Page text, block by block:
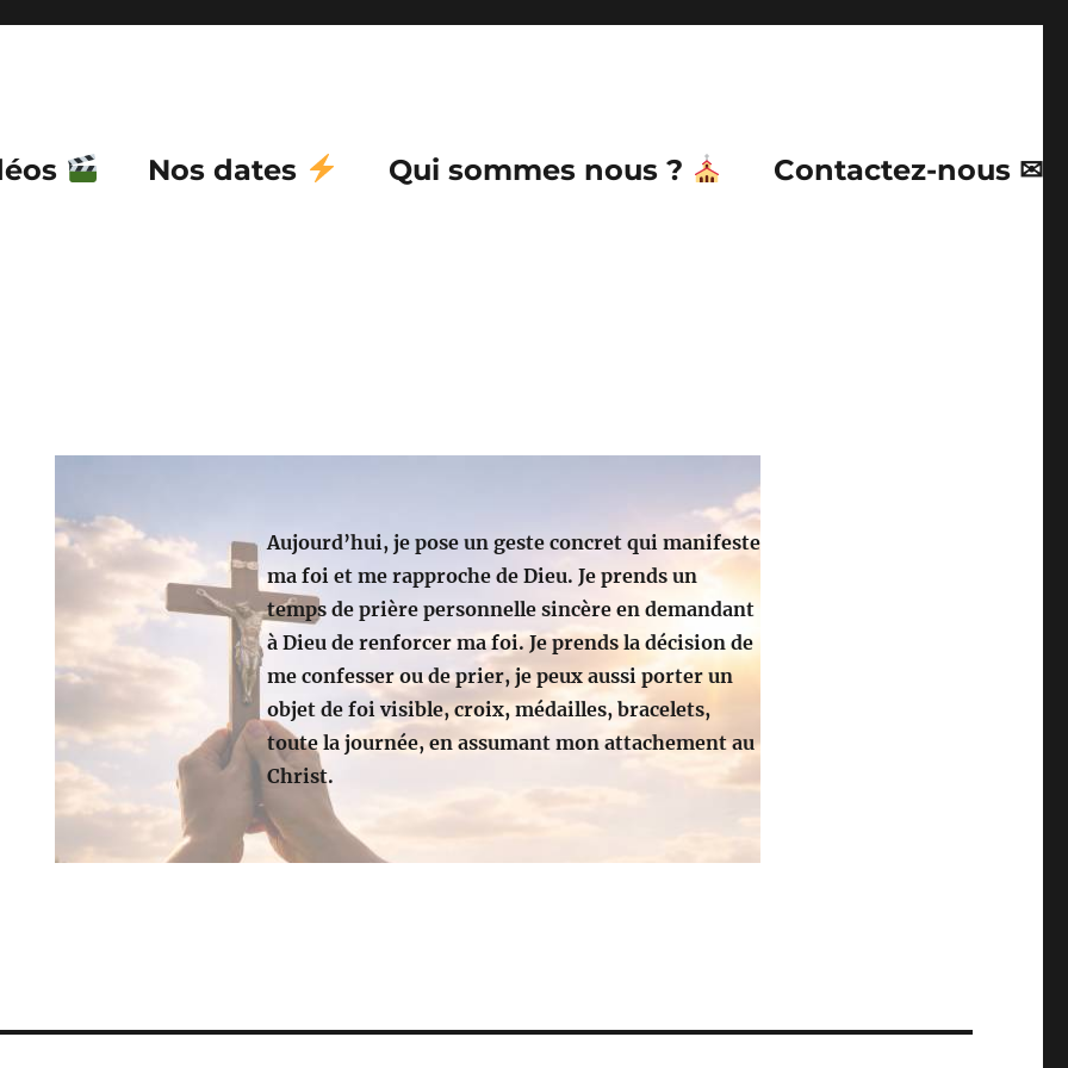
Nos dates Qui sommes nous ? Contactez-nous ✉
Aujourd’hui, je pose un geste concret qui manifeste
ma foi et me rapproche de Dieu. Je prends un
temps de prière personnelle sincère en demandant
à Dieu de renforcer ma foi. Je prends la décision de
me confesser ou de prier, je peux aussi porter un
objet de foi visible, croix, médailles, bracelets,
toute la journée, en assumant mon attachement au
Christ.